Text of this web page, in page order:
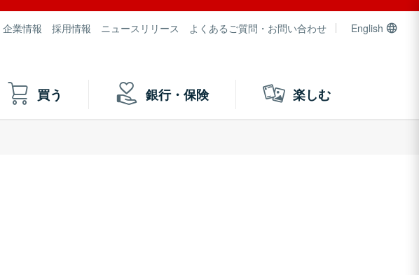
企業情報 採用情報 ニュースリリース よくあるご質問・お問い合わせ English
買う 銀行・保険 楽しむ